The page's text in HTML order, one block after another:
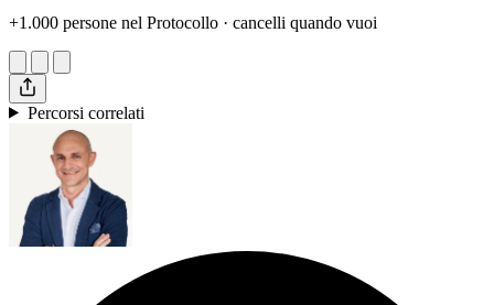
+1.000 persone nel Protocollo · cancelli quando vuoi
Percorsi correlati